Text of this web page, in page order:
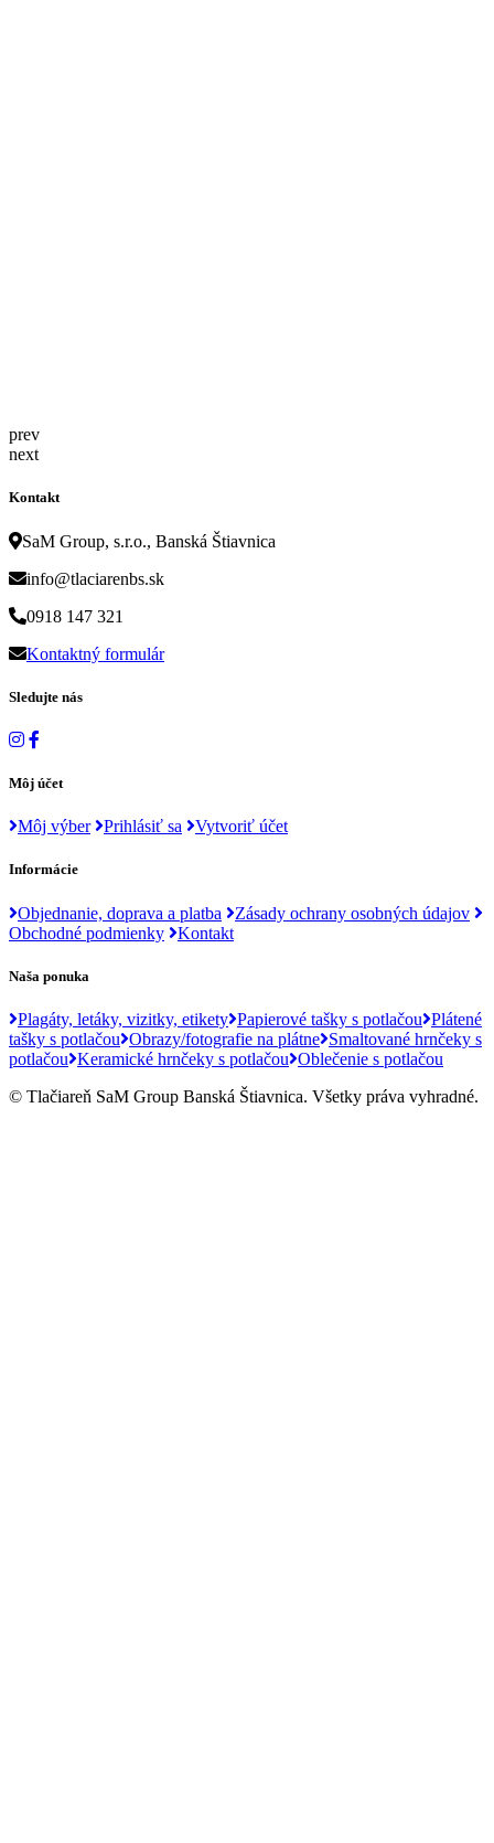
prev
next
Kontakt
SaM Group, s.r.o., Banská Štiavnica
info@tlaciarenbs.sk
0918 147 321
Kontaktný formulár
Sledujte nás
Môj účet
Môj výber Prihlásiť sa Vytvoriť účet
Informácie
Objednanie, doprava a platba
Zásady ochrany osobných údajov
Obchodné podmienky
Kontakt
Naša ponuka
Plagáty, letáky, vizitky, etikety Papierové tašky s potlačou Plátené
tašky s potlačou Obrazy/fotografie na plátne Smaltované hrnčeky s
potlačou Keramické hrnčeky s potlačou Oblečenie s potlačou
© Tlačiareň SaM Group Banská Štiavnica. Všetky práva vyhradné.